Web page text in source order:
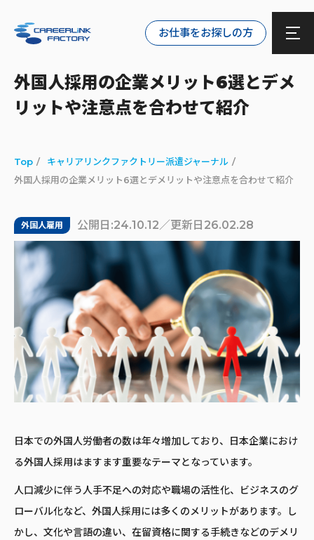
お仕事をお探しの方
外国人採用の企業メリット6選とデメ
リットや注意点を合わせて紹介
Top
キャリアリンクファクトリー派遣ジャーナル
外国人採用の企業メリット6選とデメリットや注意点を合わせて紹介
外国人雇用 公開日:24.10.12／更新日26.02.28
日本での外国人労働者の数は年々増加しており、日本企業におけ
る外国人採用はますます重要なテーマとなっています。
人口減少に伴う人手不足への対応や職場の活性化、ビジネスのグ
ローバル化など、外国人採用には多くのメリットがあります。し
かし、文化や言語の違い、在留資格に関する手続きなどのデメリ